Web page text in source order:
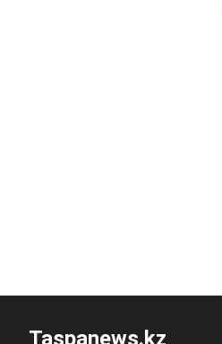
Taspanews.kz